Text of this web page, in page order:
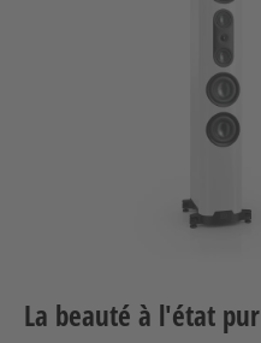
La beauté à l'état pur